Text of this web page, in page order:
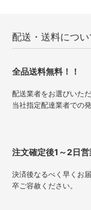
配送・送料につい
全品送料無料！！
配送業者をお選びいた
当社指定配達業者での
注文確定後1～2日営
決済後なるべく早くお
卒ご容赦ください。